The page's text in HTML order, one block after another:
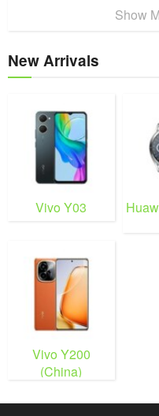
Show
New Arrivals
Vivo Y03
Vivo Y200
(China)